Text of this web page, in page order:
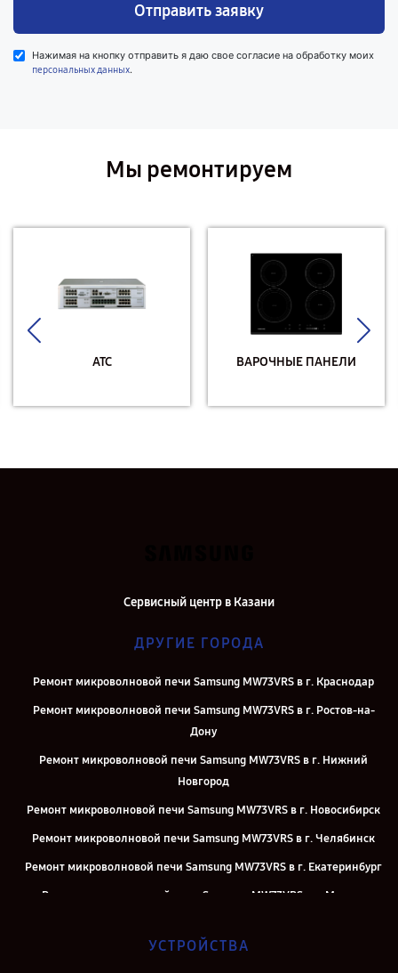
Отправить заявку
Нажимая на кнопку отправить я даю свое согласие на обработку моих
персональных данных.
Мы ремонтируем
АТС ВАРОЧНЫЕ ПАНЕЛИ
Сервисный центр в Казани
ДРУГИЕ ГОРОДА
Ремонт микроволновой печи Samsung MW73VRS в г. Краснодар
Ремонт микроволновой печи Samsung MW73VRS в г. Ростов-на-
Дону
Ремонт микроволновой печи Samsung MW73VRS в г. Нижний
Новгород
Ремонт микроволновой печи Samsung MW73VRS в г. Новосибирск
Ремонт микроволновой печи Samsung MW73VRS в г. Челябинск
Ремонт микроволновой печи Samsung MW73VRS в г. Екатеринбург
Ремонт микроволновой печи Samsung MW73VRS в г. Москва
Петербург
УСТРОЙСТВА